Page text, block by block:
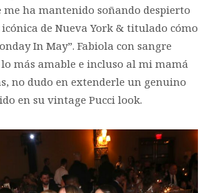
ha mantenido soñando despierto
de Nueva York & titulado cómo
In May”. Fabiola con sangre
más amable e incluso al mi mamá
no dudo en extenderle un genuino
en su vintage Pucci look.